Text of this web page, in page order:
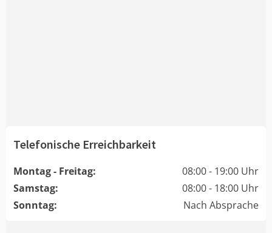
Telefonische Erreichbarkeit
Montag - Freitag:
08:00 - 19:00 Uhr
Samstag:
08:00 - 18:00 Uhr
Sonntag:
Nach Absprache